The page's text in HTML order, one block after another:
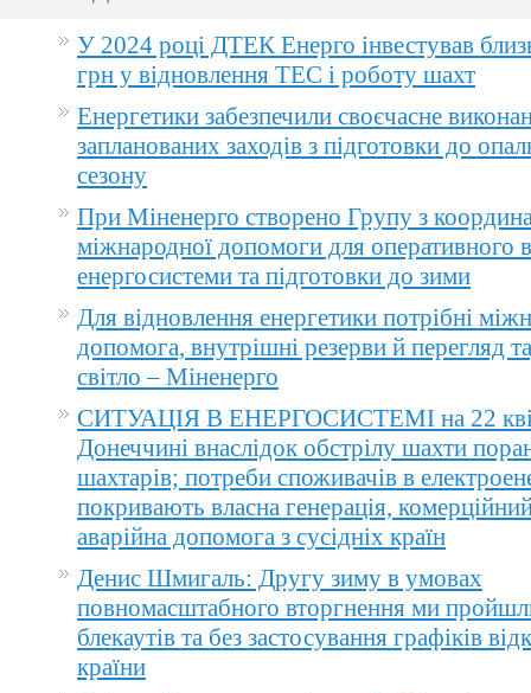
У 2024 році ДТЕК Енерго інвестував
грн у відновлення ТЕС і роботу шахт
Енергетики забезпечили своєчасне
запланованих заходів з підготовки до
сезону
При Міненерго створено Групу з
міжнародної допомоги для оперативного
енергосистеми та підготовки до зими
Для відновлення енергетики потрібні
допомога, внутрішні резерви й перегляд
світло – Міненерго
СИТУАЦІЯ В ЕНЕРГОСИСТЕМІ на 22
Донеччині внаслідок обстрілу шахти
шахтарів; потреби споживачів в
покривають власна генерація,
аварійна допомога з сусідніх країн
Денис Шмигаль: Другу зиму в умовах
повномасштабного вторгнення ми
блекаутів та без застосування графіків
країни